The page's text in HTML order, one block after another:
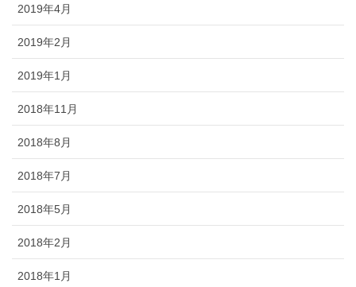
2019年4月
2019年2月
2019年1月
2018年11月
2018年8月
2018年7月
2018年5月
2018年2月
2018年1月